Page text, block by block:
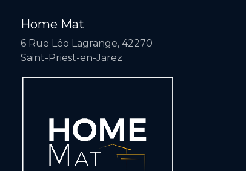
Home Mat
6 Rue Léo Lagrange, 42270
Saint-Priest-en-Jarez